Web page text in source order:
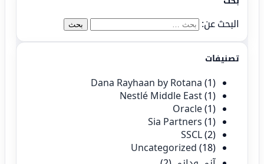
البحث عن:
تصنيفات
Dana Rayhaan by Rotana (1)
Nestlé Middle East(1)
Oracle(1)
Sia Partners (1)
SSCL(2)
Uncategorized (18)